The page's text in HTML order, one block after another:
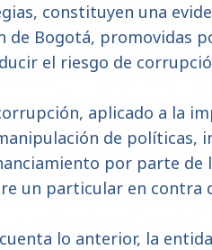
constituyen una
de Bogotá, promovidas
el riesgo de
aplicado a la
de políticas,
por parte de
un particular en contra
lo anterior, la